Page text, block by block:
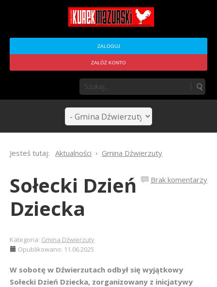
ZALOGUJ
ZAŁÓŻ KONTO
Jesteś tutaj: Aktualności Gmina Dźwierzuty
Brak komentarzy
Sołecki Dzień
Dziecka
Kategoria: Gmina Dźwierzuty
Opublikowano: 11.06.2025
W sobotę w Dźwierzutach odbył się wyjątkowy
Sołecki Dzień Dziecka, zorganizowany z inicjatywy